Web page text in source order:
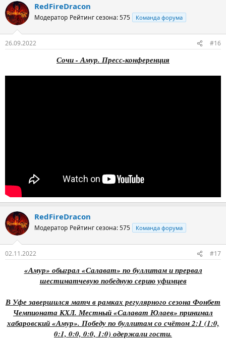
RedFireDracon
Модератор Рейтинг сезона: 575 Команда форума
26.09.2022 #16
Сочи - Амур. Пресс-конференция
RedFireDracon
Модератор Рейтинг сезона: 575 Команда форума
02.11.2022 #17
«Амур» обыграл «Салават» по буллитам и прервал
шестиматчевую победную серию уфимцев
В Уфе завершился матч в рамках регулярного сезона Фонбет
Чемпионата КХЛ. Местный «Салават Юлаев» принимал
хабаровский «Амур». Победу по буллитам со счётом 2:1 (1:0,
0:1, 0:0, 0:0, 1:0) одержали гости.